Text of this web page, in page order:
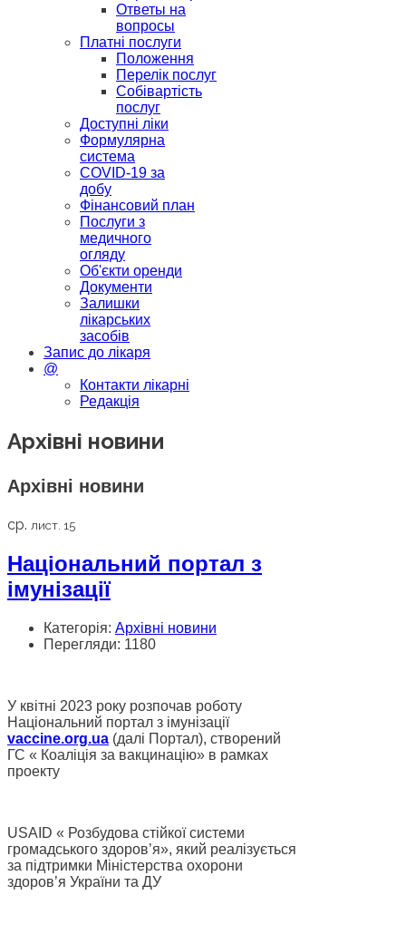
Ответы на
вопросы
Платні послуги
Положення
Перелік послуг
Собівартість
послуг
Доступні ліки
Формулярна
система
COVID-19 за
добу
Фінансовий план
Послуги з
медичного
огляду
Об'єкти оренди
Документи
Залишки
лікарських
засобів
Запис до лікаря
@
Контакти лікарні
Редакція
Архівні новини
Архівні новини
ср. лист. 15
Національний портал з
імунізації
Категорія: Архівні новини
Перегляди: 1180
У квітні 2023 року розпочав роботу
Національний портал з імунізації
vaccine.org.ua (далі Портал), створений
ГС « Коаліція за вакцинацію» в рамках
проекту
USAID « Розбудова стійкої системи
громадського здоров’я», який реалізується
за підтримки Міністерства охорони
здоров’я України та ДУ